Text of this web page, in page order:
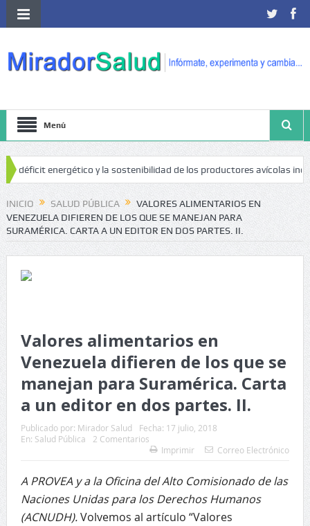
Menú
y la sostenibilidad de los productores avícolas independientes
INICIO SALUD PÚBLICA
VALORES ALIMENTARIOS EN
VENEZUELA DIFIEREN DE LOS QUE SE MANEJAN PARA
SURAMÉRICA. CARTA A UN EDITOR EN DOS PARTES. II.
Valores alimentarios en
Venezuela difieren de los que se
manejan para Suramérica. Carta
a un editor en dos partes. II.
Publicado por: Mirador Salud Fecha: 17 julio, 2018
En: Salud Pública
2 Comentarios
Imprimir
Correo Electrónico
A PROVEA y a la Oficina del Alto Comisionado de las
Naciones Unidas para los Derechos Humanos
(ACNUDH).Volvemos al artículo “Valores